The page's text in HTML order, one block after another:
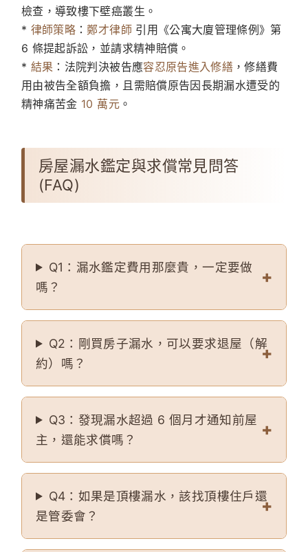
檢查，導致樓下壁癌叢生。
* 律師策略 ：鄭才律師引用《公寓大廈管理條例》第
6 條提起訴訟，並請求精神賠償。
* 結果 ：法院判決被告應容忍原告進入修繕 ，修繕費
用由被告全額負擔，且需賠償原告因長期漏水遭受的
精神痛苦金 10 萬元。
房屋漏水鑑定與求償常見問答
(FAQ)
Q1：漏水鑑定費用那麼貴，一定要做
嗎？
Q2：剛買房子漏水，可以要求退屋（解
約）嗎？
Q3：發現漏水超過 6 個月才通知前屋
主，還能求償嗎？
Q4：如果是頂樓漏水，該找頂樓住戶還
是管委會？